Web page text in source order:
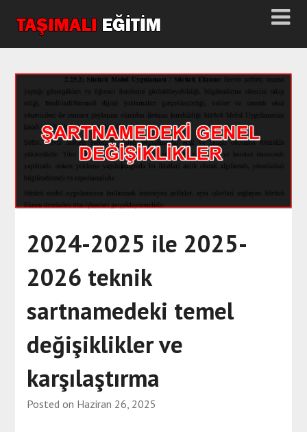
2024-2025 ile 2025-
2026 teknik
sartnamedeki temel
değişiklikler ve
karşılaştırma
Posted on Haziran 26, 2025